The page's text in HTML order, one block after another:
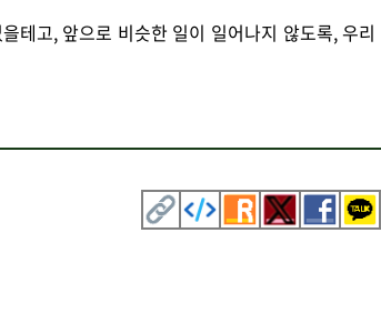
테고, 앞으로 비슷한 일이 일어나지 않도록, 우